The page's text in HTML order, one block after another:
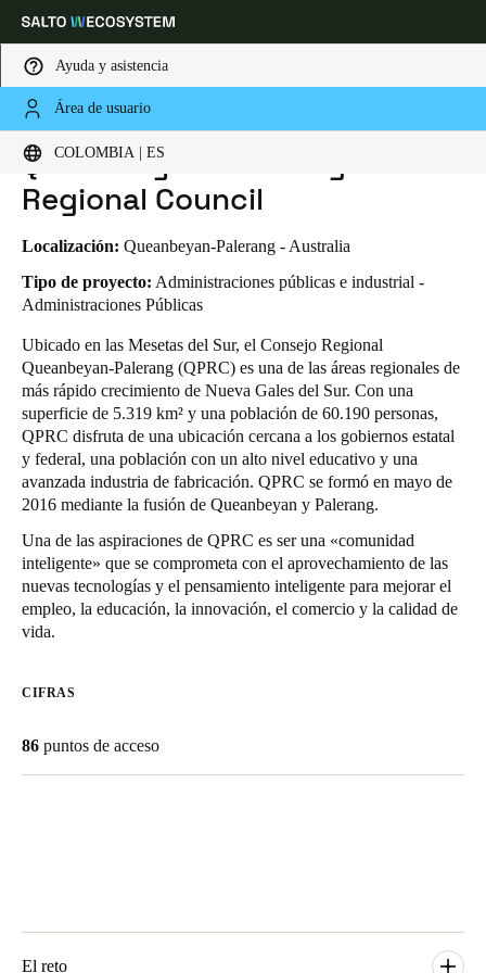
Ayuda y asistencia
Área de usuario
COLOMBIA | ES
Elija su ubicación y configuración de idioma
Global Europe North America
Colombia|Español
Mexico
Español
Colombia
Español
Chile
Español
Guardar la nueva selección como predeterminada
HOME INDUSTRIAS
QUEANBEYAN-PALERANG REGIONAL COUNCIL
Queanbeyan-Palerang
Regional Council
Localización: Queanbeyan-Palerang - Australia
Tipo de proyecto: Administraciones públicas e industrial -
Administraciones Públicas
Ubicado en las Mesetas del Sur, el Consejo Regional
Queanbeyan-Palerang (QPRC) es una de las áreas regionales de
más rápido crecimiento de Nueva Gales del Sur. Con una
superficie de 5.319 km² y una población de 60.190 personas,
QPRC disfruta de una ubicación cercana a los gobiernos estatal
y federal, una población con un alto nivel educativo y una
avanzada industria de fabricación. QPRC se formó en mayo de
2016 mediante la fusión de Queanbeyan y Palerang.
Una de las aspiraciones de QPRC es ser una «comunidad
inteligente» que se comprometa con el aprovechamiento de las
nuevas tecnologías y el pensamiento inteligente para mejorar el
empleo, la educación, la innovación, el comercio y la calidad de
vida.
CIFRAS
86 puntos de acceso
El reto